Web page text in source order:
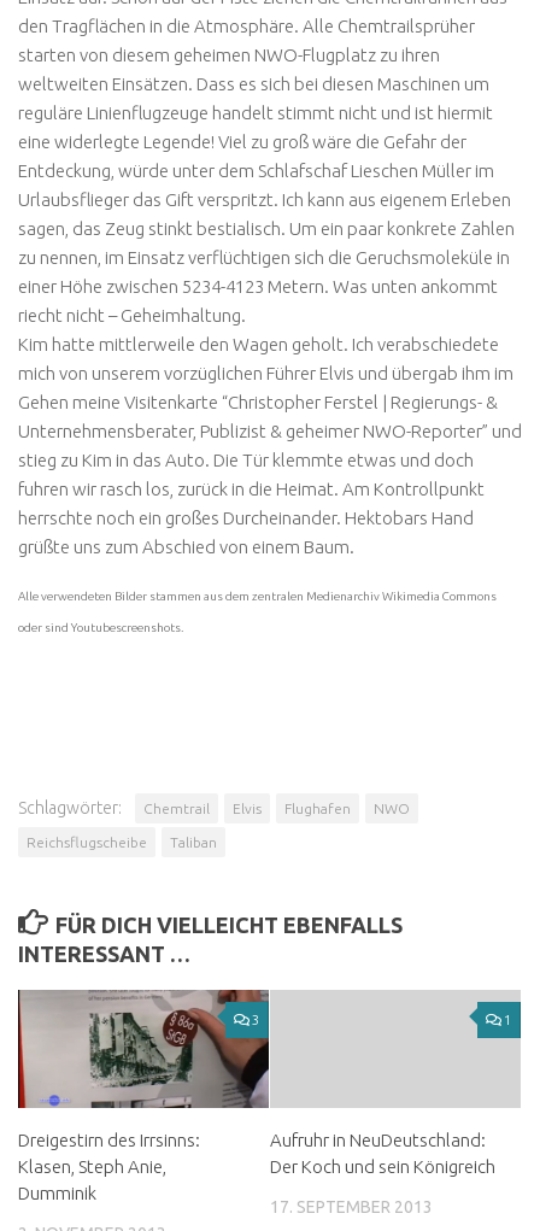
den Tragflächen in die Atmosphäre. Alle Chemtrailsprüher
starten von diesem geheimen NWO-Flugplatz zu ihren
weltweiten Einsätzen. Dass es sich bei diesen Maschinen um
reguläre Linienflugzeuge handelt stimmt nicht und ist hiermit
eine widerlegte Legende! Viel zu groß wäre die Gefahr der
Entdeckung, würde unter dem Schlafschaf Lieschen Müller im
Urlaubsflieger das Gift verspritzt. Ich kann aus eigenem Erleben
sagen, das Zeug stinkt bestialisch. Um ein paar konkrete Zahlen
zu nennen, im Einsatz verflüchtigen sich die Geruchsmoleküle in
einer Höhe zwischen 5234-4123 Metern. Was unten ankommt
riecht nicht – Geheimhaltung.
Kim hatte mittlerweile den Wagen geholt. Ich verabschiedete
mich von unserem vorzüglichen Führer Elvis und übergab ihm im
Gehen meine Visitenkarte “Christopher Ferstel | Regierungs- &
Unternehmensberater, Publizist & geheimer NWO-Reporter” und
stieg zu Kim in das Auto. Die Tür klemmte etwas und doch
fuhren wir rasch los, zurück in die Heimat. Am Kontrollpunkt
herrschte noch ein großes Durcheinander. Hektobars Hand
grüßte uns zum Abschied von einem Baum.
Alle verwendeten Bilder stammen aus dem zentralen Medienarchiv Wikimedia Commons
oder sind Youtubescreenshots.
Schlagwörter: Chemtrail Elvis Flughafen NWO
Reichsflugscheibe Taliban
FÜR DICH VIELLEICHT EBENFALLS
INTERESSANT …
3
Dreigestirn des Irrsinns:
Klasen, Steph Anie,
Dumminik
1
Aufruhr in NeuDeutschland:
Der Koch und sein Königreich
17. SEPTEMBER 2013